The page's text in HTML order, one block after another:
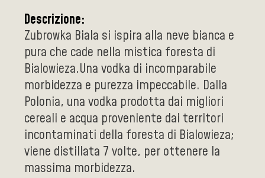
Descrizione:
Zubrowka Biala si ispira alla neve bianca e
pura che cade nella mistica foresta di
Bialowieza.Una vodka di incomparabile
morbidezza e purezza impeccabile. Dalla
Polonia, una vodka prodotta dai migliori
cereali e acqua proveniente dai territori
incontaminati della foresta di Bialowieza;
viene distillata 7 volte, per ottenere la
massima morbidezza.